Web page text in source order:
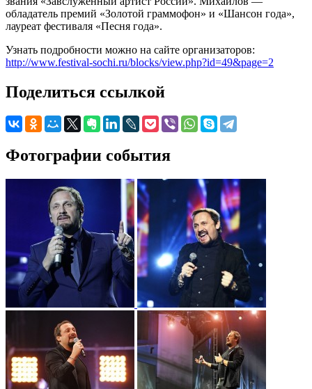
обладатель премий «Золотой граммофон» и «Шансон года»,
лауреат фестиваля «Песня года».
Узнать подробности можно на сайте организаторов:
http://www.festival-sochi.ru/blocks/view.php?id=49&page=2
Поделиться ссылкой
Фотографии события